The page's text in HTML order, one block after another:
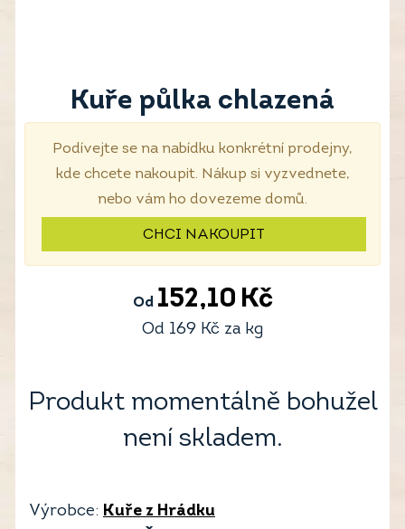
Kuře půlka chlazená
Podívejte se na nabídku konkrétní prodejny,
kde chcete nakoupit. Nákup si vyzvednete,
nebo vám ho dovezeme domů.
CHCI NAKOUPIT
Od 152,10 Kč
Od 169 Kč za kg
Produkt momentálně bohužel
není skladem.
Výrobce: Kuře z Hrádku